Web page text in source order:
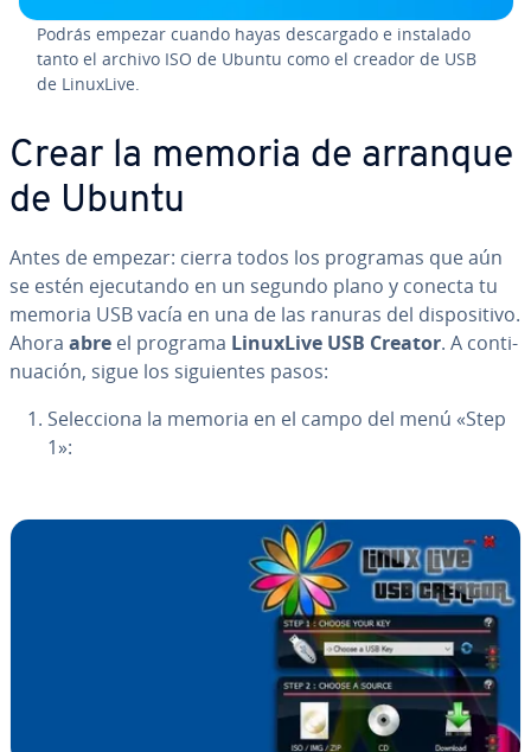
Podrás empezar cuando hayas de­s­ca­r­ga­do e instalado
tanto el archivo ISO de Ubuntu como el creador de USB
de LinuxLive.
Crear la memoria de arranque
de Ubuntu
Antes de empezar: cierra todos los programas que aún
se estén eje­cu­ta­n­do en un segundo plano y conecta tu
memoria USB vacía en una de las ranuras del di­s­po­si­ti­vo.
Ahora abre el programa LinuxLive USB Creator. A co­n­ti­
nua­ción, sigue los si­guie­n­tes pasos:
Se­le­c­cio­na la memoria en el campo del menú «Step
1»: